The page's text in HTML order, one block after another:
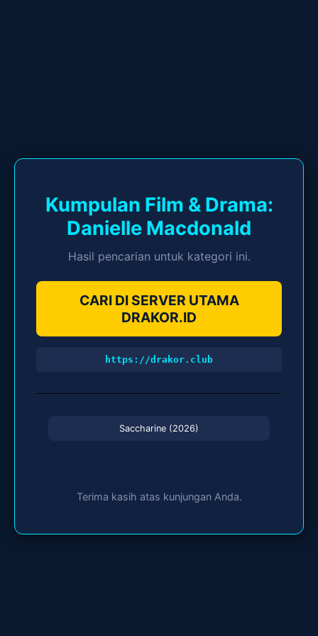
Kumpulan Film & Drama:
Danielle Macdonald
Hasil pencarian untuk kategori ini.
CARI DI SERVER UTAMA
DRAKOR.ID
https://drakor.club
Saccharine (2026)
Terima kasih atas kunjungan Anda.